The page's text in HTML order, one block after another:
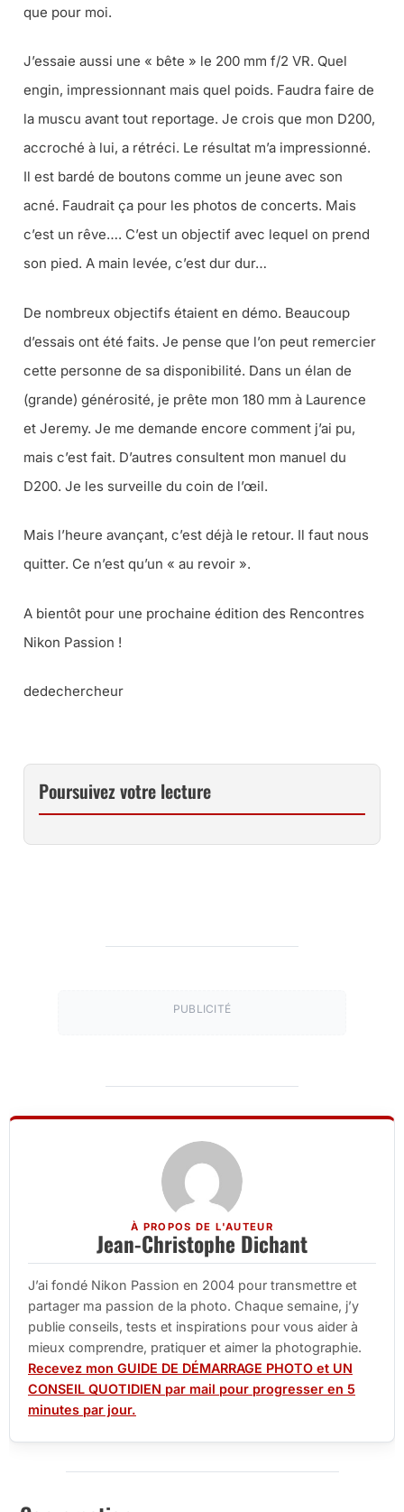
que pour moi.
J’essaie aussi une « bête » le 200 mm f/2 VR. Quel
engin, impressionnant mais quel poids. Faudra faire de
la muscu avant tout reportage. Je crois que mon D200,
accroché à lui, a rétréci. Le résultat m’a impressionné.
Il est bardé de boutons comme un jeune avec son
acné. Faudrait ça pour les photos de concerts. Mais
c’est un rêve…. C’est un objectif avec lequel on prend
son pied. A main levée, c’est dur dur…
De nombreux objectifs étaient en démo. Beaucoup
d’essais ont été faits. Je pense que l’on peut remercier
cette personne de sa disponibilité. Dans un élan de
(grande) générosité, je prête mon 180 mm à Laurence
et Jeremy. Je me demande encore comment j’ai pu,
mais c’est fait. D’autres consultent mon manuel du
D200. Je les surveille du coin de l’œil.
Mais l’heure avançant, c’est déjà le retour. Il faut nous
quitter. Ce n’est qu’un « au revoir ».
A bientôt pour une prochaine édition des Rencontres
Nikon Passion !
dedechercheur
Poursuivez votre lecture
PUBLICITÉ
À PROPOS DE L'AUTEUR
Jean-Christophe Dichant
J’ai fondé Nikon Passion en 2004 pour transmettre et
partager ma passion de la photo. Chaque semaine, j’y
publie conseils, tests et inspirations pour vous aider à
mieux comprendre, pratiquer et aimer la photographie.
Recevez mon GUIDE DE DÉMARRAGE PHOTO et UN
CONSEIL QUOTIDIEN par mail pour progresser en 5
minutes par jour.